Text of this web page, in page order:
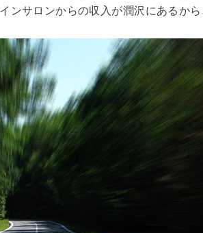
ンサロンからの収入が潤沢にあるから